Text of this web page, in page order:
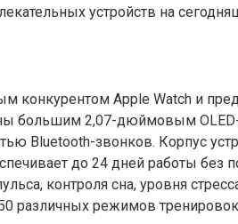
устройств на
конкурентом Apple Watch и
большим 2,07-дюймовым
Bluetooth-звонков. Корпус
до 24 дней работы без
контроля сна, уровня
различных режимов